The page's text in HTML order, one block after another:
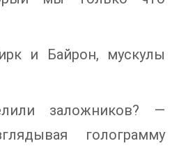
и Байрон, мускулы
заложников? —
голограмму